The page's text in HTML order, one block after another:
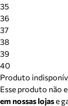
35
36
37
38
39
40
Produto
Esse produto não
em nossas lojase